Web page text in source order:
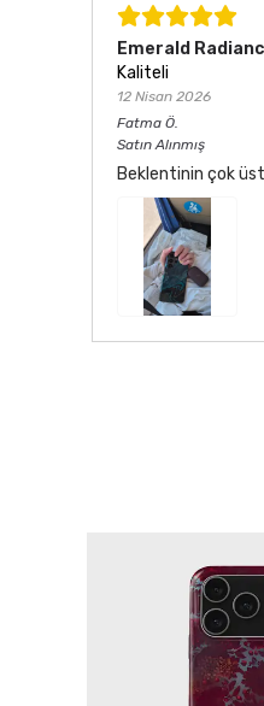
Emerald
Kaliteli
12 Nisan 2026
Fatma Ö.
Satın Alınmış
Beklentinin çok